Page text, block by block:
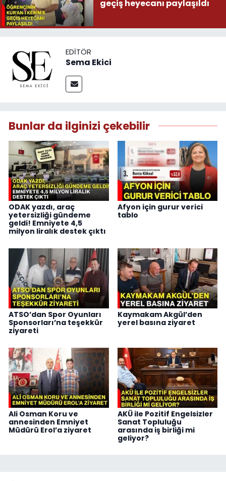
geçiş heyecanı paylaşıldı
EDITÖR
Sema Ekici
Bunlar da ilginizi çekebilir
ODAK yazdı, araç
yetersizliği gündeme
geldi! Emniyete 4,5
milyon liralık destek çıktı
Afyon için gurur verici
tablo
ATSO’dan Spor Oyunları
Sponsorları’na teşekkür
ziyareti
Kaymakam Akgül’den
yerel basına ziyaret
Ali Osman Koru ve
annesinden Emniyet
Müdürü Erol’a ziyaret
AKÜ ile Pozitif Engelsizler
Sanat Topluluğu
arasında iş birliği mi
geliyor?